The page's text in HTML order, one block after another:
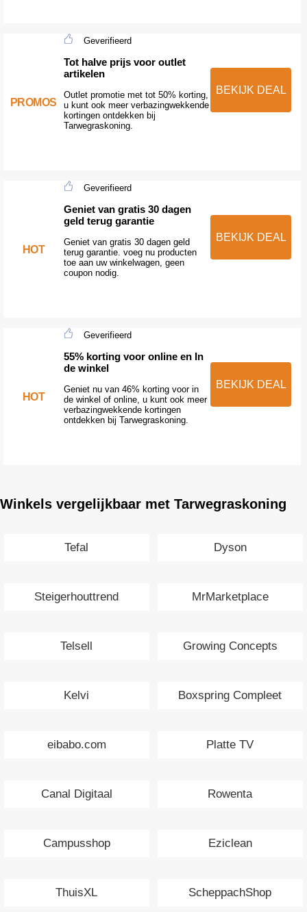
PROMOS
Geverifieerd
Tot halve prijs voor outlet
artikelen
Outlet promotie met tot 50% korting,
u kunt ook meer verbazingwekkende
kortingen ontdekken bij
Tarwegraskoning.
BEKIJK DEAL
HOT
Geverifieerd
Geniet van gratis 30 dagen
geld terug garantie
Geniet van gratis 30 dagen geld
terug garantie. voeg nu producten
toe aan uw winkelwagen, geen
coupon nodig.
BEKIJK DEAL
HOT
Geverifieerd
55% korting voor online en In
de winkel
Geniet nu van 46% korting voor in
de winkel of online, u kunt ook meer
verbazingwekkende kortingen
ontdekken bij Tarwegraskoning.
BEKIJK DEAL
Winkels vergelijkbaar met Tarwegraskoning
Tefal Dyson
Steigerhouttrend MrMarketplace
Telsell Growing Concepts
Kelvi Boxspring Compleet
eibabo.com Platte TV
Canal Digitaal Rowenta
Campusshop Eziclean
ThuisXL ScheppachShop